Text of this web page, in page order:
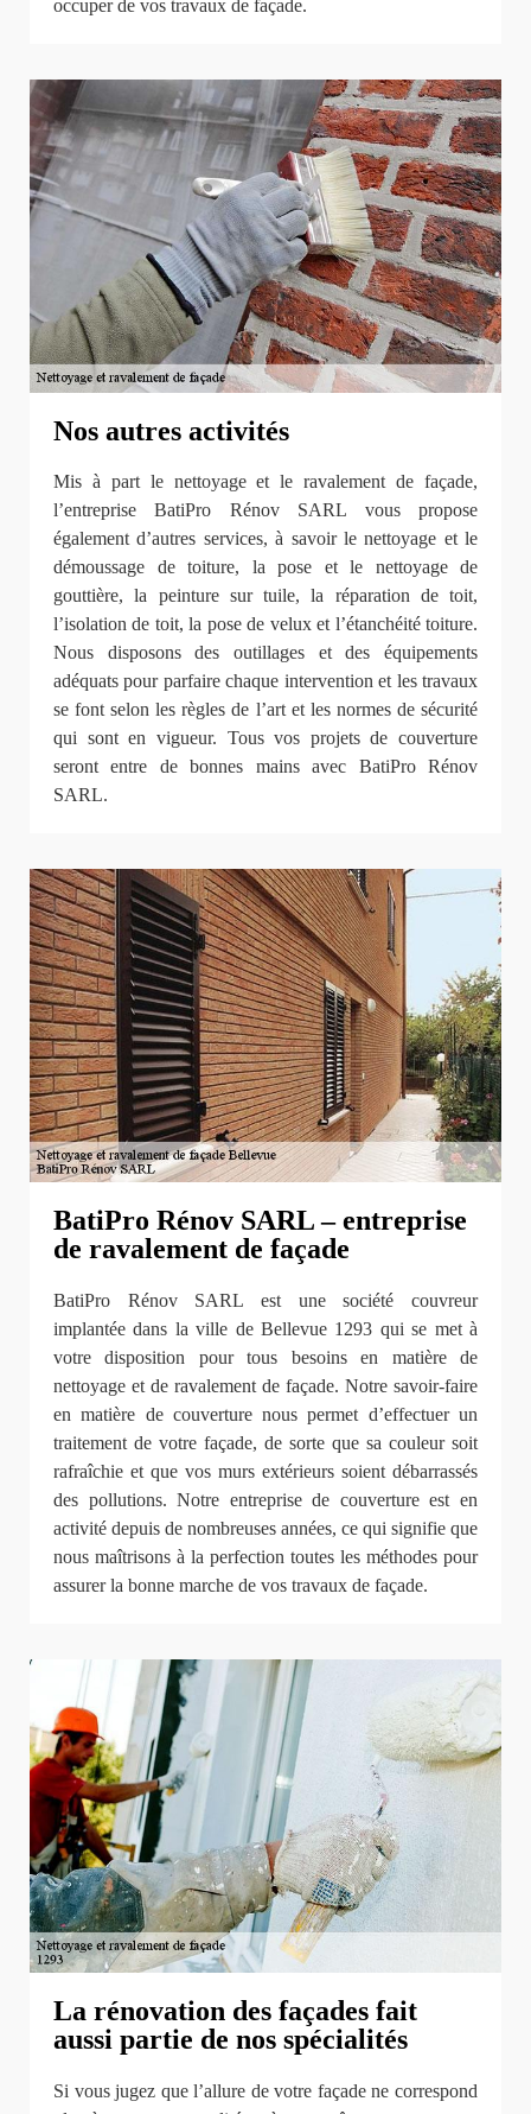
occuper de vos travaux de façade.
Nos autres activités
Mis à part le nettoyage et le ravalement de façade,
l’entreprise BatiPro Rénov SARL vous propose
également d’autres services, à savoir le nettoyage et le
démoussage de toiture, la pose et le nettoyage de
gouttière, la peinture sur tuile, la réparation de toit,
l’isolation de toit, la pose de velux et l’étanchéité toiture.
Nous disposons des outillages et des équipements
adéquats pour parfaire chaque intervention et les travaux
se font selon les règles de l’art et les normes de sécurité
qui sont en vigueur. Tous vos projets de couverture
seront entre de bonnes mains avec BatiPro Rénov
SARL.
BatiPro Rénov SARL – entreprise
de ravalement de façade
BatiPro Rénov SARL est une société couvreur
implantée dans la ville de Bellevue 1293 qui se met à
votre disposition pour tous besoins en matière de
nettoyage et de ravalement de façade. Notre savoir-faire
en matière de couverture nous permet d’effectuer un
traitement de votre façade, de sorte que sa couleur soit
rafraîchie et que vos murs extérieurs soient débarrassés
des pollutions. Notre entreprise de couverture est en
activité depuis de nombreuses années, ce qui signifie que
nous maîtrisons à la perfection toutes les méthodes pour
assurer la bonne marche de vos travaux de façade.
La rénovation des façades fait
aussi partie de nos spécialités
Si vous jugez que l’allure de votre façade ne correspond